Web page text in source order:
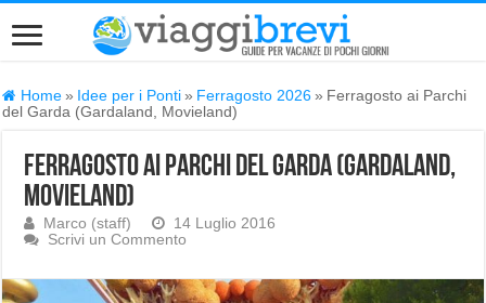
Home » Idee per i Ponti » Ferragosto 2026 » Ferragosto ai Parchi
del Garda (Gardaland, Movieland)
Ferragosto ai Parchi del Garda (Gardaland,
Movieland)
Marco (staff)
14 Luglio 2016
Scrivi un Commento